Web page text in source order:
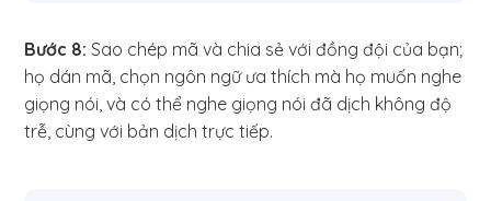
Bước 8:Sao chép mã và chia sẻ với đồng đội của bạn;
họ dán mã, chọn ngôn ngữ ưa thích mà họ muốn nghe
giọng nói, và có thể nghe giọng nói đã dịch không độ
trễ, cùng với bản dịch trực tiếp.